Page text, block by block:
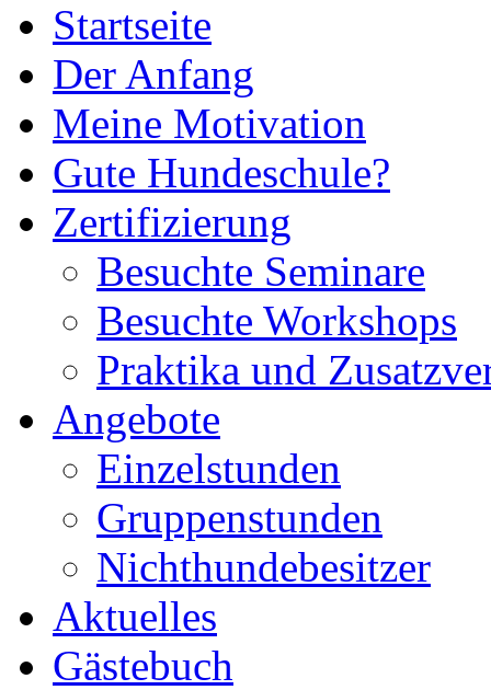
Startseite
Der Anfang
Meine Motivation
Gute Hundeschule?
Zertifizierung
Besuchte Seminare
Besuchte Workshops
Praktika und
Angebote
Einzelstunden
Gruppenstunden
Nichthundebesitzer
Aktuelles
Gästebuch